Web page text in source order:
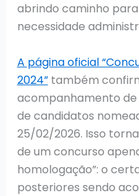
abrindo caminho
necessidade
A página oficial
2024”também
acompanhamento
de candidatos
25/02/2026. Isso
de um concurso
homologação”: o
posteriores sendo